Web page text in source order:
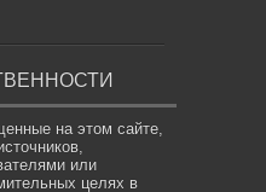
на этом сайте,
или
целях в